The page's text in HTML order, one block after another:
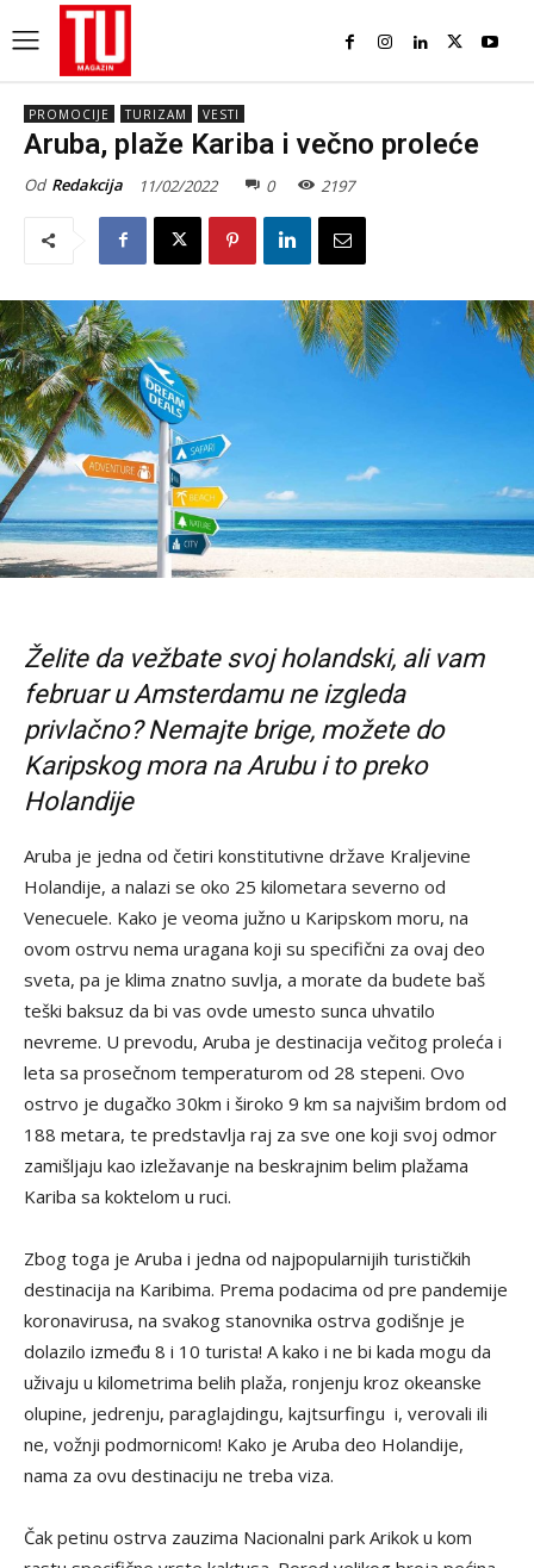
PROMOCIJE TURIZAM VESTI
Aruba, plaže Kariba i večno proleće
Od Redakcija 11/02/2022 0 2197
Želite da vežbate svoj holandski, ali vam
februar u Amsterdamu ne izgleda
privlačno? Nemajte brige, možete do
Karipskog mora na Arubu i to preko
Holandije
Aruba je jedna od četiri konstitutivne države Kraljevine
Holandije, a nalazi se oko 25 kilometara severno od
Venecuele. Kako je veoma južno u Karipskom moru, na
ovom ostrvu nema uragana koji su specifični za ovaj deo
sveta, pa je klima znatno suvlja, a morate da budete baš
teški baksuz da bi vas ovde umesto sunca uhvatilo
nevreme. U prevodu, Aruba je destinacija večitog proleća i
leta sa prosečnom temperaturom od 28 stepeni. Ovo
ostrvo je dugačko 30km i široko 9 km sa najvišim brdom od
188 metara, te predstavlja raj za sve one koji svoj odmor
zamišljaju kao izležavanje na beskrajnim belim plažama
Kariba sa koktelom u ruci.
Zbog toga je Aruba i jedna od najpopularnijih turističkih
destinacija na Karibima. Prema podacima od pre pandemije
koronavirusa, na svakog stanovnika ostrva godišnje je
dolazilo između 8 i 10 turista! A kako i ne bi kada mogu da
uživaju u kilometrima belih plaža, ronjenju kroz okeanske
olupine, jedrenju, paraglajdingu, kajtsurfingu i, verovali ili
ne, vožnji podmornicom! Kako je Aruba deo Holandije,
nama za ovu destinaciju ne treba viza.
Čak petinu ostrva zauzima Nacionalni park Arikok u kom